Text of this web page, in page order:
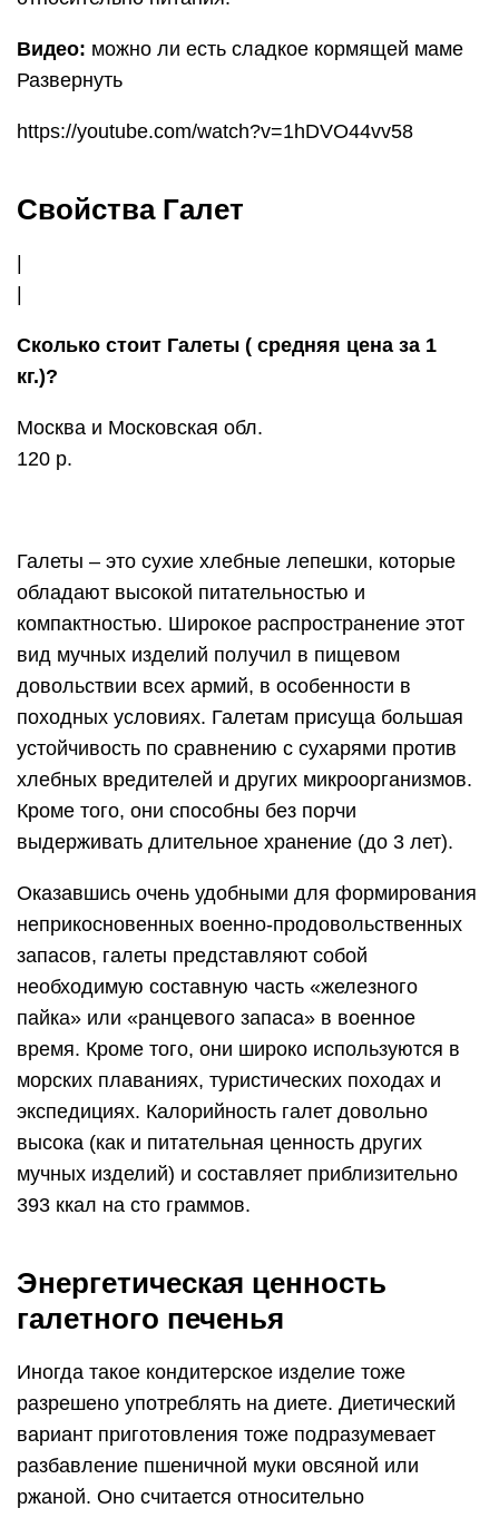
Видео: можно ли есть сладкое кормящей маме
Развернуть
https://youtube.com/watch?v=1hDVO44vv58
Свойства Галет
Сколько стоит Галеты ( средняя цена за 1
кг.)?
Москва и Московская обл.
120 р.
Галеты – это сухие хлебные лепешки, которые
обладают высокой питательностью и
компактностью. Широкое распространение этот
вид мучных изделий получил в пищевом
довольствии всех армий, в особенности в
походных условиях. Галетам присуща большая
устойчивость по сравнению с сухарями против
хлебных вредителей и других микроорганизмов.
Кроме того, они способны без порчи
выдерживать длительное хранение (до 3 лет).
Оказавшись очень удобными для формирования
неприкосновенных военно-продовольственных
запасов, галеты представляют собой
необходимую составную часть «железного
пайка» или «ранцевого запаса» в военное
время. Кроме того, они широко используются в
морских плаваниях, туристических походах и
экспедициях. Калорийность галет довольно
высока (как и питательная ценность других
мучных изделий) и составляет приблизительно
393 ккал на сто граммов.
Энергетическая ценность
галетного печенья
Иногда такое кондитерское изделие тоже
разрешено употреблять на диете. Диетический
вариант приготовления тоже подразумевает
разбавление пшеничной муки овсяной или
ржаной. Оно считается относительно